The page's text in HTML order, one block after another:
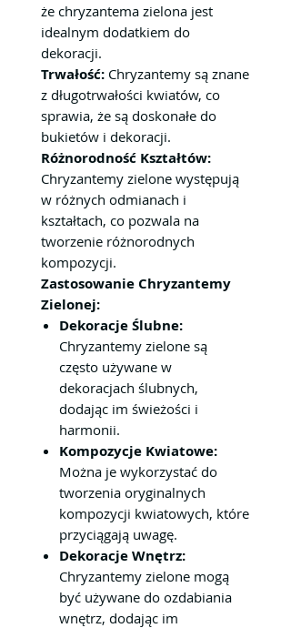
że chryzantema zielona jest
idealnym dodatkiem do
dekoracji.
Trwałość: Chryzantemy są znane
z długotrwałości kwiatów, co
sprawia, że są doskonałe do
bukietów i dekoracji.
Różnorodność Kształtów:
Chryzantemy zielone występują
w różnych odmianach i
kształtach, co pozwala na
tworzenie różnorodnych
kompozycji.
Zastosowanie Chryzantemy
Zielonej:
Dekoracje Ślubne:
Chryzantemy zielone są
często używane w
dekoracjach ślubnych,
dodając im świeżości i
harmonii.
Kompozycje Kwiatowe:
Można je wykorzystać do
tworzenia oryginalnych
kompozycji kwiatowych, które
przyciągają uwagę.
Dekoracje Wnętrz:
Chryzantemy zielone mogą
być używane do ozdabiania
wnętrz, dodając im